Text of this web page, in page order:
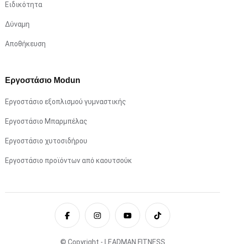
Ειδικότητα
Δύναμη
Αποθήκευση
Εργοστάσιο Modun
Εργοστάσιο εξοπλισμού γυμναστικής
Εργοστάσιο Μπαρμπέλας
Εργοστάσιο χυτοσιδήρου
Εργοστάσιο προϊόντων από καουτσούκ
© Copyright - LEADMAN FITNESS